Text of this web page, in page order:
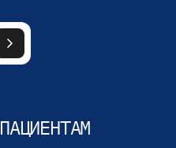
ПАЦИЕНТАМ